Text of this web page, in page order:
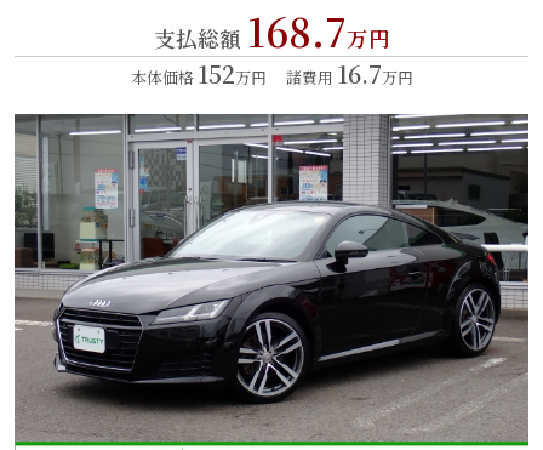
支払総額 168.7万円
本体価格 152万円 諸費用 16.7万円